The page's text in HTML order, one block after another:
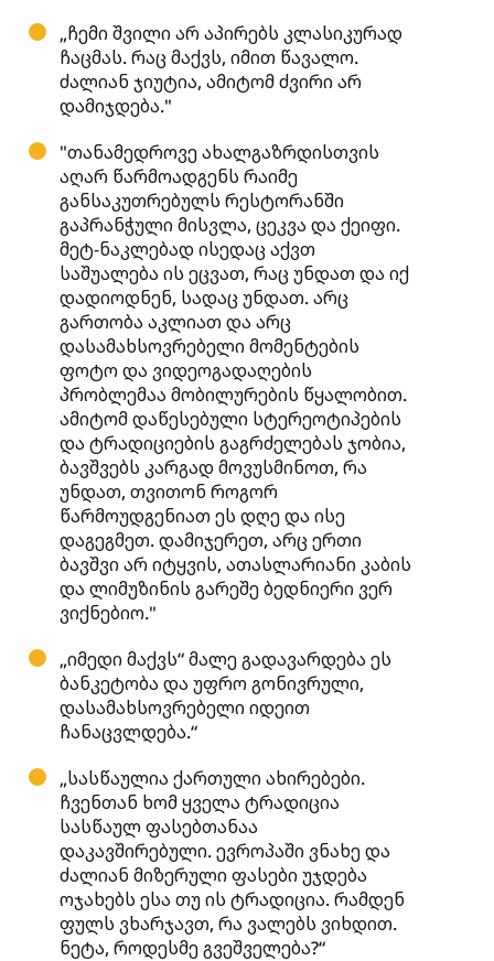
„ჩემი შვილი არ აპირებს კლასიკურად
ჩაცმას. რაც მაქვს, იმით წავალო.
ძალიან ჯიუტია, ამიტომ ძვირი არ
დამიჯდება."
"თანამედროვე ახალგაზრდისთვის
აღარ წარმოადგენს რაიმე
განსაკუთრებულს რესტორანში
გაპრანჭული მისვლა, ცეკვა და ქეიფი.
მეტ-ნაკლებად ისედაც აქვთ
საშუალება ის ეცვათ, რაც უნდათ და იქ
დადიოდნენ, სადაც უნდათ. არც
გართობა აკლიათ და არც
დასამახსოვრებელი მომენტების
ფოტო და ვიდეოგადაღების
პრობლემაა მობილურების წყალობით.
ამიტომ დაწესებული სტერეოტიპების
და ტრადიციების გაგრძელებას ჯობია,
ბავშვებს კარგად მოვუსმინოთ, რა
უნდათ, თვითონ როგორ
წარმოუდგენიათ ეს დღე და ისე
დაგეგმეთ. დამიჯერეთ, არც ერთი
ბავშვი არ იტყვის, ათასლარიანი კაბის
და ლიმუზინის გარეშე ბედნიერი ვერ
ვიქნებიო."
„იმედი მაქვს“ მალე გადავარდება ეს
ბანკეტობა და უფრო გონივრული,
დასამახსოვრებელი იდეით
ჩანაცვლდება.“
„სასწაულია ქართული ახირებები.
ჩვენთან ხომ ყველა ტრადიცია
სასწაულ ფასებთანაა
დაკავშირებული. ევროპაში ვნახე და
ძალიან მიზერული ფასები უჯდება
ოჯახებს ესა თუ ის ტრადიცია. რამდენ
ფულს ვხარჯავთ, რა ვალებს ვიხდით.
ნეტა, როდესმე გვეშველება?“